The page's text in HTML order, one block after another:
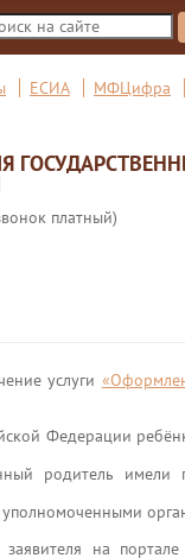
ЕСИА МФЦифра
платный)
услуги
Федерации
родитель имели
на портале